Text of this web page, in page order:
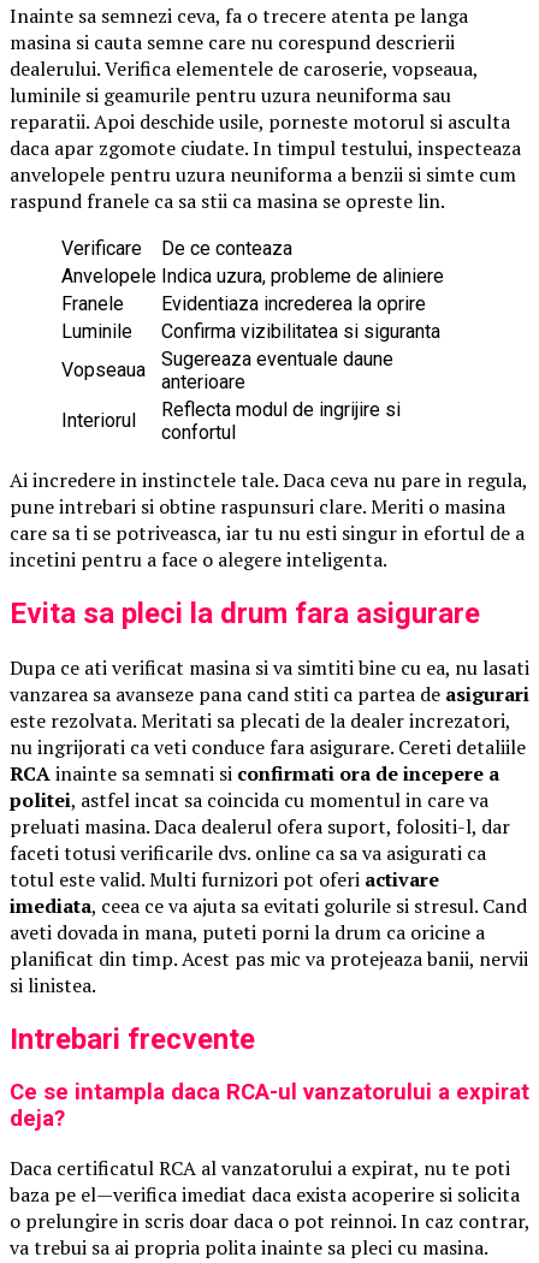
Inainte sa semnezi ceva, fa o trecere atenta pe langa
masina si cauta semne care nu corespund descrierii
dealerului. Verifica elementele de caroserie, vopseaua,
luminile si geamurile pentru uzura neuniforma sau
reparatii. Apoi deschide usile, porneste motorul si asculta
daca apar zgomote ciudate. In timpul testului, inspecteaza
anvelopele pentru uzura neuniforma a benzii si simte cum
raspund franele ca sa stii ca masina se opreste lin.
Verificare
De ce conteaza
Anvelopele Indica uzura, probleme de aliniere
Franele
Evidentiaza increderea la oprire
Luminile
Confirma vizibilitatea si siguranta
Vopseaua
Sugereaza eventuale daune
anterioare
Interiorul
Reflecta modul de ingrijire si
confortul
Ai incredere in instinctele tale. Daca ceva nu pare in regula,
pune intrebari si obtine raspunsuri clare. Meriti o masina
care sa ti se potriveasca, iar tu nu esti singur in efortul de a
incetini pentru a face o alegere inteligenta.
Evita sa pleci la drum fara asigurare
Dupa ce ati verificat masina si va simtiti bine cu ea, nu lasati
vanzarea sa avanseze pana cand stiti ca partea de asigurari
este rezolvata. Meritati sa plecati de la dealer increzatori,
nu ingrijorati ca veti conduce fara asigurare. Cereti detaliile
RCAinainte sa semnati si confirmati ora de incepere a
politei, astfel incat sa coincida cu momentul in care va
preluati masina. Daca dealerul ofera suport, folositi-l, dar
faceti totusi verificarile dvs. online ca sa va asigurati ca
totul este valid. Multi furnizori pot oferi activare
imediata, ceea ce va ajuta sa evitati golurile si stresul. Cand
aveti dovada in mana, puteti porni la drum ca oricine a
planificat din timp. Acest pas mic va protejeaza banii, nervii
si linistea.
Intrebari frecvente
Ce se intampla daca RCA-ul vanzatorului a expirat
deja?
Daca certificatul RCA al vanzatorului a expirat, nu te poti
baza pe el—verifica imediat daca exista acoperire si solicita
o prelungire in scris doar daca o pot reinnoi. In caz contrar,
va trebui sa ai propria polita inainte sa pleci cu masina.